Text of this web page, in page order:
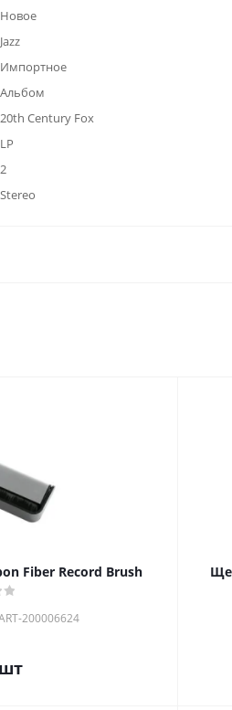
Новое
Jazz
Импортное
Альбом
20th Century Fox
LP
2
Stereo
Fiber Record Brush
200006624